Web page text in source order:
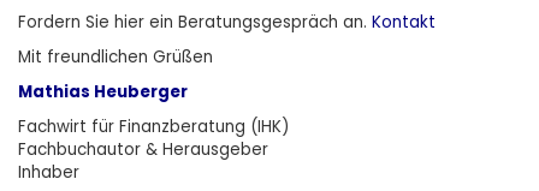
Fordern Sie hier ein Beratungsgespräch an. Kontakt
Mit freundlichen Grüßen
Mathias Heuberger
Fachwirt für Finanzberatung (IHK)
Fachbuchautor & Herausgeber
Inhaber